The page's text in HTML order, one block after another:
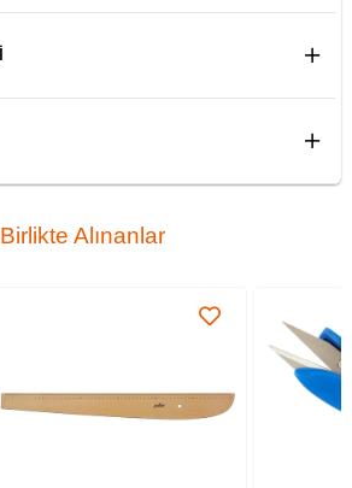
Birlikte Alınanlar